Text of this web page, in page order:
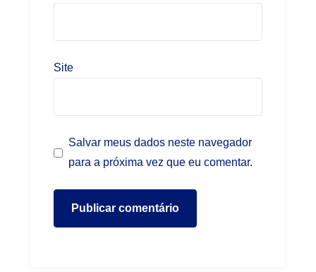
Site
Salvar meus dados neste navegador
para a próxima vez que eu comentar.